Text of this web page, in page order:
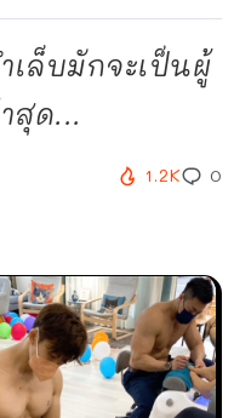
เล็บมักจะเป็นผู้
สุด...
1.2K 0